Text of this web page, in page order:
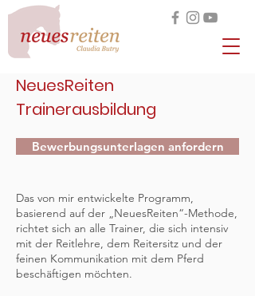
NeuesReiten
Trainerausbildung
Bewerbungsunterlagen anfordern
Das von mir entwickelte Programm,
basierend auf der „NeuesReiten“-Methode,
richtet sich an alle Trainer, die sich intensiv
mit der Reitlehre, dem Reitersitz und der
feinen Kommunikation mit dem Pferd
beschäftigen möchten.